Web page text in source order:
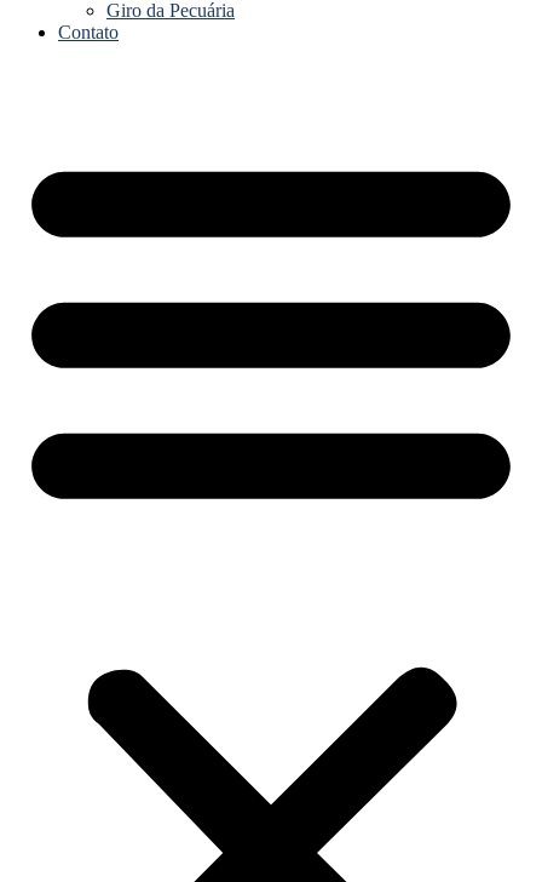
Giro da Pecuária
Contato